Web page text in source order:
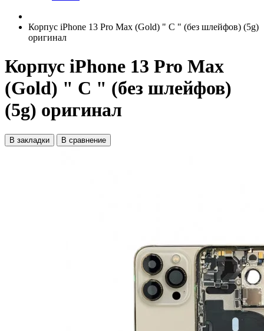
Корпус iPhone 13 Pro Max (Gold) " C " (без шлейфов) (5g)
оригинал
Корпус iPhone 13 Pro Max
(Gold) " C " (без шлейфов)
(5g) оригинал
В закладки В сравнение